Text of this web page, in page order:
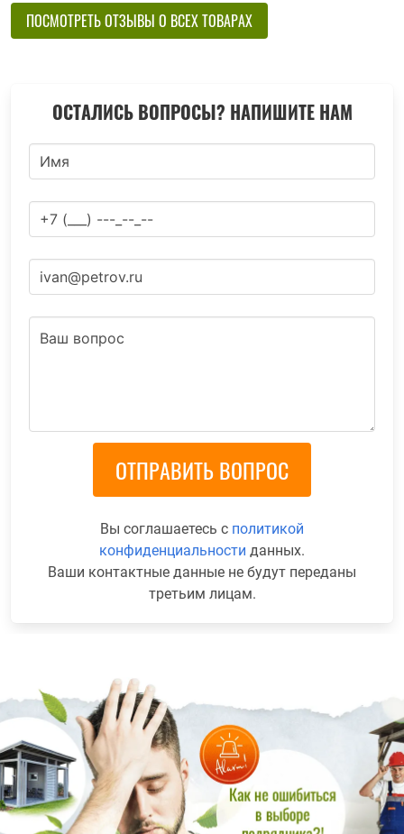
ПОСМОТРЕТЬ ОТЗЫВЫ О ВСЕХ ТОВАРАХ
ОСТАЛИСЬ ВОПРОСЫ? НАПИШИТЕ НАМ
Вы соглашаетесь с политикой
конфиденциальности данных.
Ваши контактные данные не будут переданы
третьим лицам.